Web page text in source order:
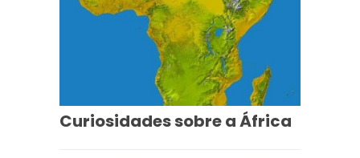
Curiosidades sobre a África